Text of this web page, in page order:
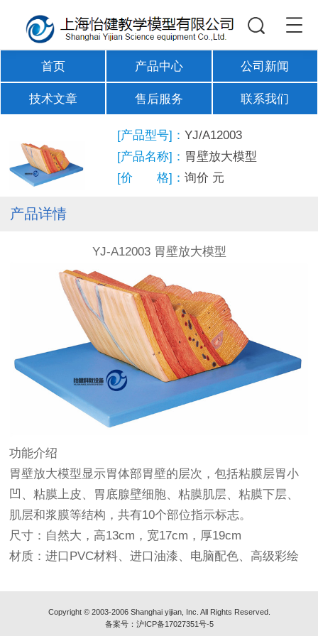
首页 产品中心 公司新闻
技术文章 售后服务 联系我们
[产品型号]： YJ/A12003
[产品名称]： 胃壁放大模型
[价 格]： 询价 元
产品详情
YJ-A12003 胃壁放大模型
功能介绍
胃壁放大模型显示胃体部胃壁的层次，包括粘膜层胃小
凹、粘膜上皮、胃底腺壁细胞、粘膜肌层、粘膜下层、
肌层和浆膜等结构，共有10个部位指示标志。
尺寸：自然大，高13cm，宽17cm，厚19cm
材质：进口PVC材料、进口油漆、电脑配色、高级彩绘
Copyright © 2003-2006 Shanghai yijian, Inc. All Rights Reserved.
备案号： 沪ICP备17027351号-5